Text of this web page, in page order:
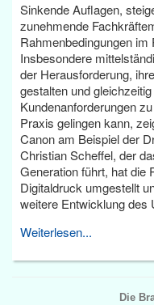
Sinkende Auflagen,
zunehmende
Rahmenbedingungen
Insbesondere
der Herausforderung,
gestalten und
Kundenanforderungen
Praxis gelingen kann,
Canon am Beispiel der
Christian Scheffel, der
Generation führt, hat die
Digitaldruck umgestellt
weitere Entwicklung des
Weiterlesen...
Die